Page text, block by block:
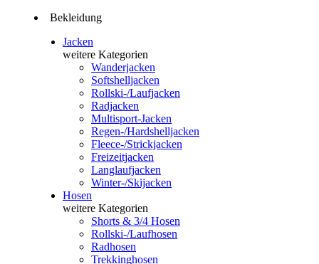
Bekleidung
Jacken
weitere Kategorien
Wanderjacken
Softshelljacken
Rollski-/Laufjacken
Radjacken
Multisport-Jacken
Regen-/Hardshelljacken
Fleece-/Strickjacken
Freizeitjacken
Langlaufjacken
Winter-/Skijacken
Hosen
weitere Kategorien
Shorts & 3/4 Hosen
Rollski-/Laufhosen
Radhosen
Trekkinghosen